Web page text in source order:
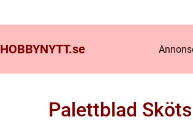
HOBBYNYTT.se
Palettblad